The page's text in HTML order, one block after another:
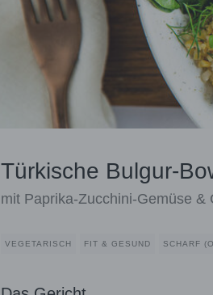
Türkische Bulgur-
mit Paprika-Zucchini-Gemüse &
VEGETARISCH FIT & GESUND SCHARF